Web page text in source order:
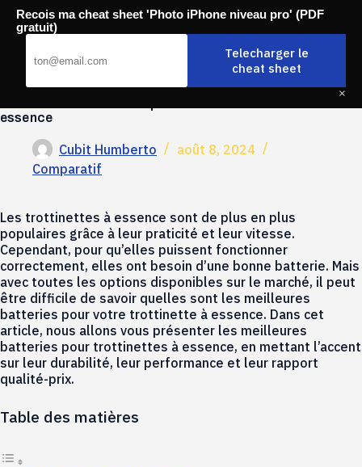
Passer
contenu
Mobili-thi
essence
Cubit Humberto
août 8, 2024
Comparatif
Les trottinettes à essence sont de plus en plus
populaires grâce à leur praticité et leur vitesse.
Cependant, pour qu’elles puissent fonctionner
correctement, elles ont besoin d’une bonne batterie. Mais
avec toutes les options disponibles sur le marché, il peut
être difficile de savoir quelles sont les meilleures
batteries pour votre trottinette à essence. Dans cet
article, nous allons vous présenter les meilleures
batteries pour trottinettes à essence, en mettant l’accent
sur leur durabilité, leur performance et leur rapport
qualité-prix.
Table des matières
Recois ma cheat sheet 'Photo iPhone niveau pro' (PDF
gratuit)
Telecharger le
cheat sheet
×